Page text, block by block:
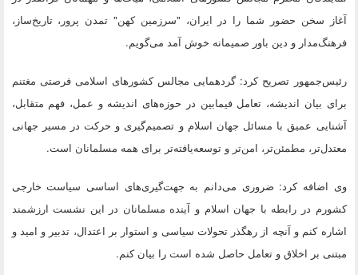
آغاز سخن حضور شما را در ایران، "سرزمین کهن" تمدن پرور، تاریخ‌ساز،
فرهنگ‌مدار و دین باور صمیمانه خوش آمد می‌گویم.
رئیس‌جمهور تصریح کرد: گردهمایی مجالس کشورهای اسلامی فرصتی مغتنم
برای بیان اندیشه، تعامل فیمابین در حوزه‌های اندیشه و عمل، فهم متقابل،
آشنایی عمیق با مسائل جهان اسلام و تصمیم‌گیری و حرکت در مسیر جهانی
معتدل‌تر، مطمئن‌تر، امن‌تر و توسعه‌یافته‌تر برای همه مسلمانان است.
وی اضافه کرد: ضروری می‌دانم به جهت‌گیری‌های اساسی سیاست خارجی
کشورم در رابطه با جهان اسلام و آینده مسلمانان در این نشست ارزشمند
اشاره کنم و آنچه از رهگذر تحولات سیاسی و استوار بر اعتدال، تدبیر و امید و
مبتنی بر اخلاق و تعامل حاصل شده است را بیان کنم.